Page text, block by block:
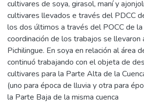
cultivares de soya, girasol, maní y
cultivares llevados e través del PDCC
los dos últimos a través del POCC de
coordinación de los trabajos se llevaron
Pichilingue. En soya en relación al área
continuó trabajando con el objeta de
cultivares para la Parte Alta de la
(uno para época de lluvia y otra para
la Parte Baja de la misma cuenca